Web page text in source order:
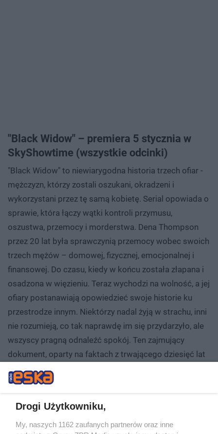
"Black Widow" – premiera 5 stycznia w
SkyShowtime (wszystkie odcinki)
"Black Widow" to niewiarygodna historia trzech ofiar -
mężczyzn, którzy zostali oszukani, okradzeni i
wykorzystani przez tę samą kobietę. Serial opowiada o
sprawie, która łączy wątki kontroli przymusu,
oszustwa, przemocy i morderstwa. Dena Thompson
przez 20 lat była sprawczynią przemocy wobec swoich
trzech mężów – domowej, fizycznej, emocjonalnej i
finansowej. Do czasu, kiedy w końcu została złapana i
osadzona w więzieniu. Teraz wychodzi na wolność, a jej
ofiary postanawiają opowiedzieć swoje historie ku
przestrodze innym. Niektórzy nadal żyją w strachu, inni
nie rozumieją, co tak naprawdę im się przydarzyło, ale
wszyscy pragną odnaleźć spokój. Ten zajmujący
dokument, oparty na faktach z trwającego dziesięć lat
policyjnego śledztwa, przedstawia historię dwóch
wytrwałych detektywów, którzy ostatecznie rozwiązali
Wielkiej Brytanii.
Drogi Użytkowniku,
My, naszych 1162 zaufanych partnerów oraz inne